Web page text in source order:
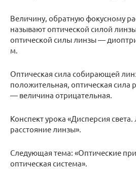
Величину, обратную фокусному
называют оптической силой
оптической силы линзы —
м.
Оптическая сила собирающей
положительная, оптическая
— величина отрицательная.
Конспект урока «Дисперсия
расстояние линзы».
Следующая тема: «Оптические
оптическая система».